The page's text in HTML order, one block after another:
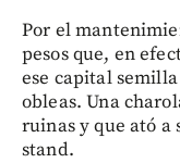
Por el
pesos que, en
ese capital
obleas. Una
ruinas y que ató a
stand.